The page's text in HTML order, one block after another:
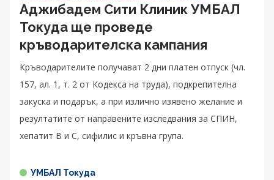
Аджибадем Сити Клиник УМБАЛ
Токуда ще проведе
кръводарителска кампания
Кръводарителите получават 2 дни платен отпуск (чл.
157, ал. 1, т. 2 от Кодекса на труда), подкрепителна
закуска и подарък, а при излично изявено желание и
резултатите от направените изследвания за СПИН,
хепатит В и С, сифилис и кръвна група.
УМБАЛ Токуда